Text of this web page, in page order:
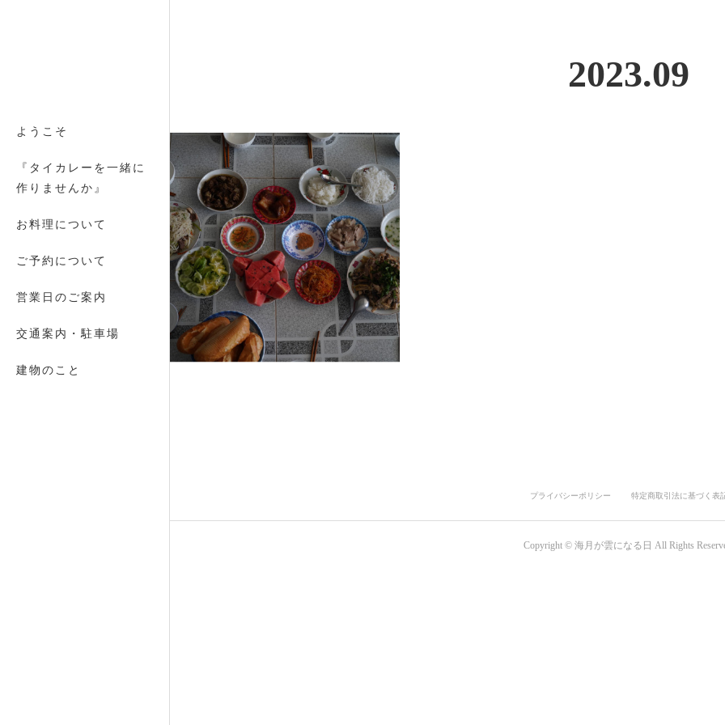
ようこそ
『タイカレーを一緒に
作りませんか』
お料理について
ご予約について
営業日のご案内
交通案内・駐車場
建物のこと
2023.09
プライバシーポリシー 特定商取引法に基づく表
Copyright © 海月が雲になる日 All Rights